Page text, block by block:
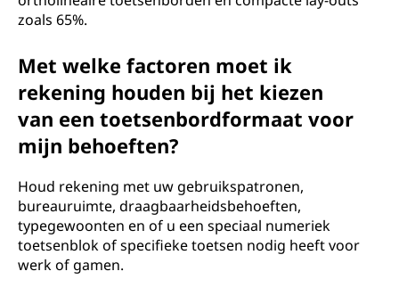
zoals 65%.
Met welke factoren moet ik
rekening houden bij het kiezen
van een toetsenbordformaat voor
mijn behoeften?
Houd rekening met uw gebruikspatronen,
bureauruimte, draagbaarheidsbehoeften,
typegewoonten en of u een speciaal numeriek
toetsenblok of specifieke toetsen nodig heeft voor
werk of gamen.